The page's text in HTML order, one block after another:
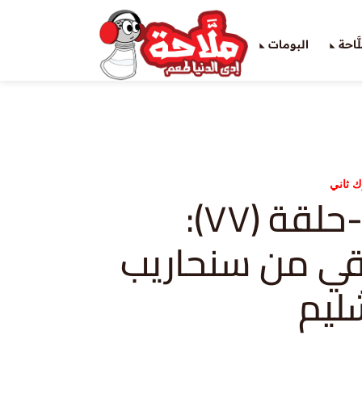
البومات
ثاني ملوك ثاني-حلقة (٧٧):
من سنحاريب